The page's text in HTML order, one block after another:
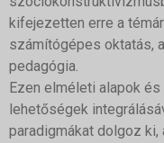
kifejezetten erre a
számítógépes oktatás,
pedagógia.
Ezen elméleti alapok
lehetőségek
paradigmákat dolgoz ki,